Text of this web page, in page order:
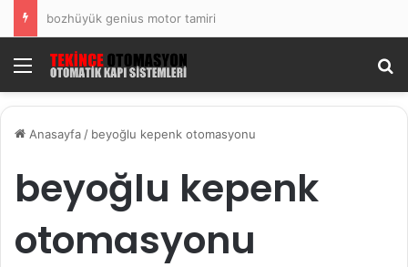
bozhüyük genius motor tamiri
Menü
Anasayfa / beyoğlu kepenk otomasyonu
beyoğlu kepenk
otomasyonu